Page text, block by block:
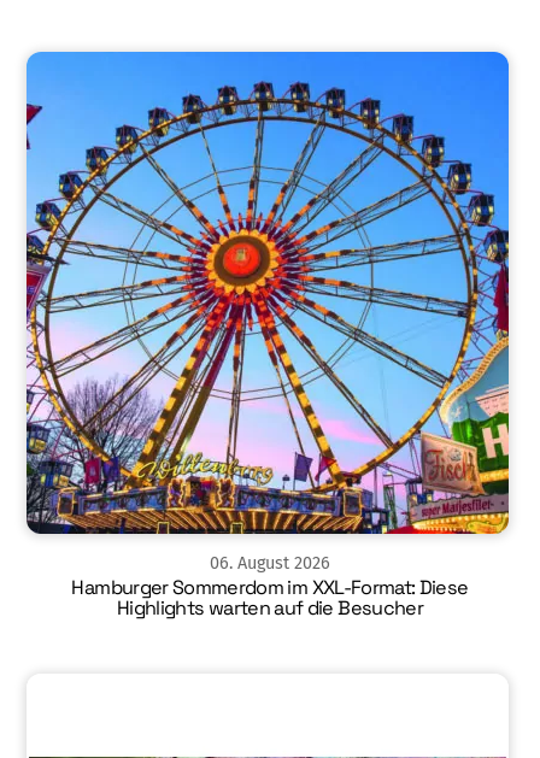
06. August 2026
Hamburger Sommerdom im XXL-Format: Diese
Highlights warten auf die Besucher